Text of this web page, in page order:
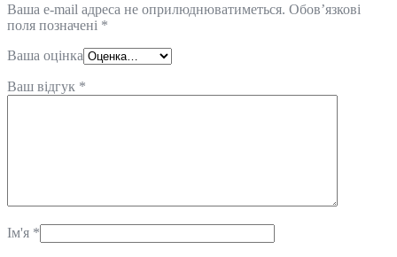
Ваша e-mail адреса не оприлюднюватиметься. Обов’язкові
поля позначені *
Ваша оцінка
Ваш відгук *
Ім'я *